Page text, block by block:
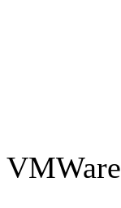
VMWare